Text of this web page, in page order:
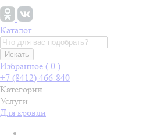
Каталог
Искать
Избранное ( 0 )
+7 (8412) 466-840
Категории
Услуги
Для кровли